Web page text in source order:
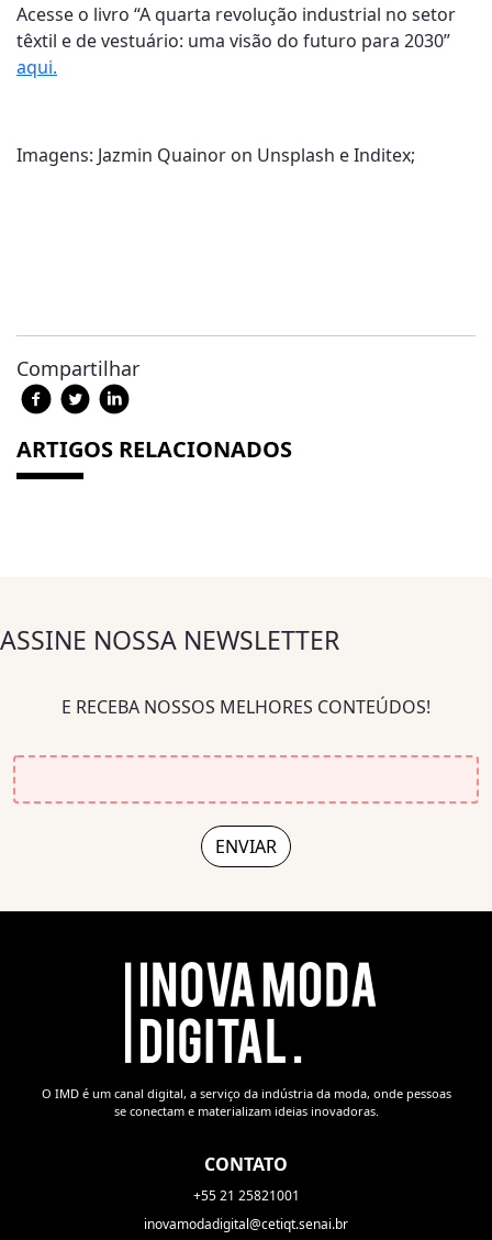
Acesse o livro “A quarta revolução industrial no setor
têxtil e de vestuário: uma visão do futuro para 2030”
aqui.
Imagens: Jazmin Quainor on Unsplash e Inditex;
Compartilhar
ARTIGOS RELACIONADOS
ASSINE NOSSA NEWSLETTER
E RECEBA NOSSOS MELHORES CONTEÚDOS!
O IMD é um canal digital, a serviço da indústria da moda, onde pessoas
se conectam e materializam ideias inovadoras.
CONTATO
+55 21 25821001
inovamodadigital@cetiqt.senai.br